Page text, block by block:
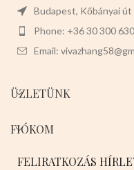
Válasszon nyugodtan a termék
magas minőségét!
Budapest, Kőbányai út
Phone: +36 30 300
Email:
ÜZLETÜNK
FIÓKOM
FELIRATKOZÁS